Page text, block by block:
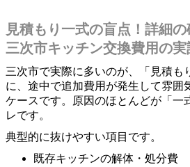
見積もり一式の盲点！詳細
三次市キッチン交換費用の実
三次市で実際に多いのが、「見積も
に、途中で追加費用が発生して雰囲
ケースです。原因のほとんどが「一
レです。
典型的に抜けやすい項目です。
既存キッチンの解体・処分費